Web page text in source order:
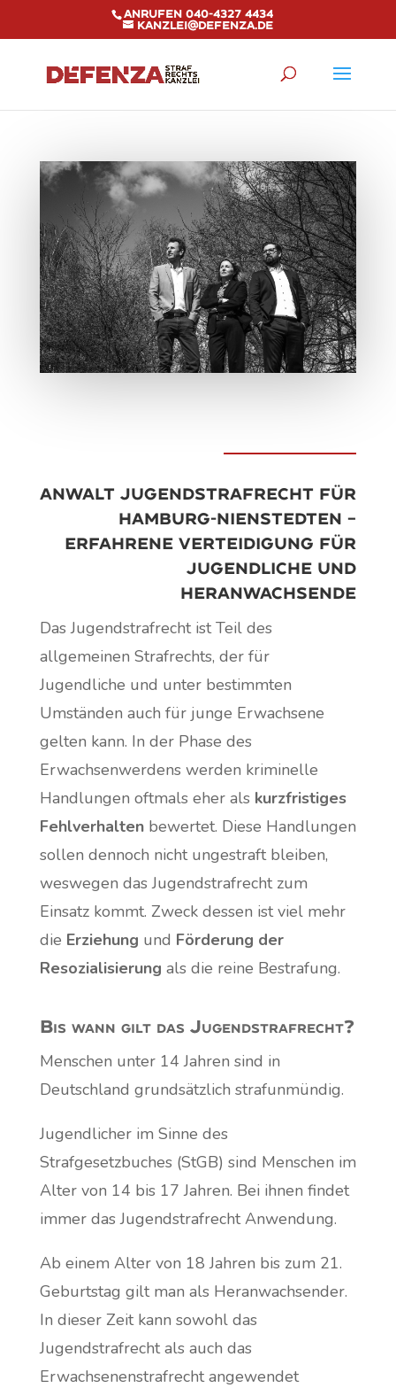
Anrufen 040-4327 4434
kanzlei@defenza.de
Anwalt Jugendstrafrecht für
Hamburg-Nienstedten –
erfahrene Verteidigung für
Jugendliche und
Heranwachsende
Das Jugendstrafrecht ist Teil des
allgemeinen Strafrechts, der für
Jugendliche und unter bestimmten
Umständen auch für junge Erwachsene
gelten kann. In der Phase des
Erwachsenwerdens werden kriminelle
Handlungen oftmals eher alskurzfristiges
Fehlverhaltenbewertet. Diese Handlungen
sollen dennoch nicht ungestraft bleiben,
weswegen das Jugendstrafrecht zum
Einsatz kommt. Zweck dessen ist viel mehr
die Erziehung und Förderung der
Resozialisierung als die reine Bestrafung.
Bis wann gilt das Jugendstrafrecht?
Menschen unter 14 Jahren sind in
Deutschland grundsätzlich strafunmündig.
Jugendlicher im Sinne des
Strafgesetzbuches (StGB) sind Menschen im
Alter von 14 bis 17 Jahren. Bei ihnen findet
immer das Jugendstrafrecht Anwendung.
Ab einem Alter von 18 Jahren bis zum 21.
Geburtstag gilt man als Heranwachsender.
In dieser Zeit kann sowohl das
Jugendstrafrecht als auch das
Erwachsenenstrafrecht angewendet